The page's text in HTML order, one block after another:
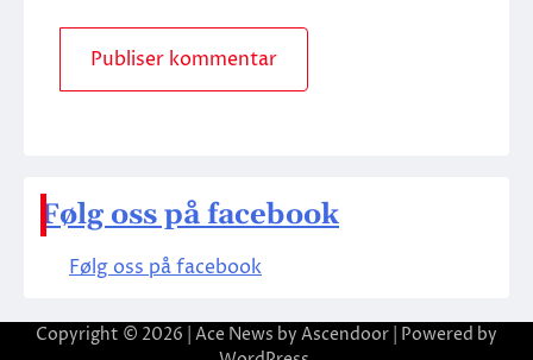
Følg oss på facebook
Følg oss på facebook
Copyright © 2026 | Ace News by Ascendoor | Powered by